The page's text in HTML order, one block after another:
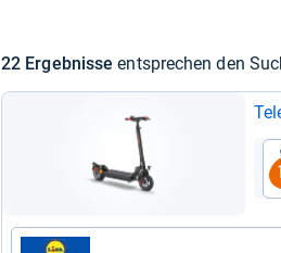
22 Ergeb­nisse ent­spre­chen den